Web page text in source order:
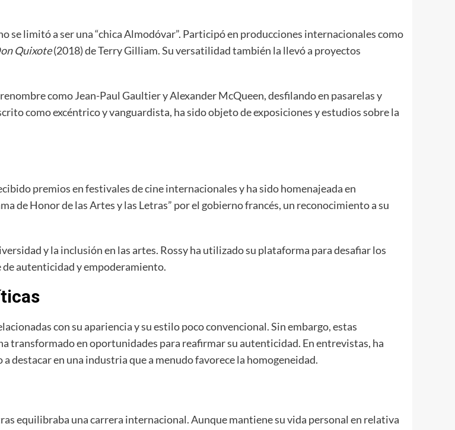
se limitó a ser una “chica Almodóvar”. Participó en producciones internacionales como
Quixote(2018) de Terry Gilliam. Su versatilidad también la llevó a proyectos
como Jean-Paul Gaultier y Alexander McQueen, desfilando en pasarelas y
como excéntrico y vanguardista, ha sido objeto de exposiciones y estudios sobre la
premios en festivales de cine internacionales y ha sido homenajeada en
de Honor de las Artes y las Letras” por el gobierno francés, un reconocimiento a su
y la inclusión en las artes. Rossy ha utilizado su plataforma para desafiar los
autenticidad y empoderamiento.
con su apariencia y su estilo poco convencional. Sin embargo, estas
transformado en oportunidades para reafirmar su autenticidad. En entrevistas, ha
destacar en una industria que a menudo favorece la homogeneidad.
equilibraba una carrera internacional. Aunque mantiene su vida personal en relativa